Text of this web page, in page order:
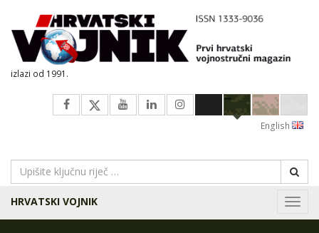
izlazi od 1991.
English
HRVATSKI VOJNIK